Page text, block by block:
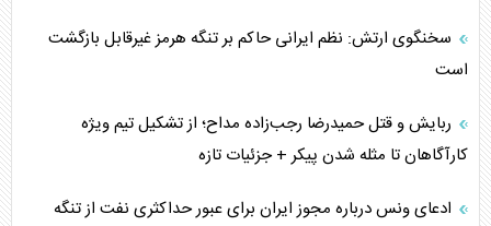
سخنگوی ارتش: نظم ایرانی حاکم بر تنگه هرمز غیرقابل بازگشت
است
ربایش و قتل حمیدرضا رجب‌زاده مداح؛ از تشکیل تیم ویژه
کارآگاهان تا مثله شدن پیکر + جزئیات تازه
ادعای ونس درباره مجوز ایران برای عبور حداکثری نفت از تنگه